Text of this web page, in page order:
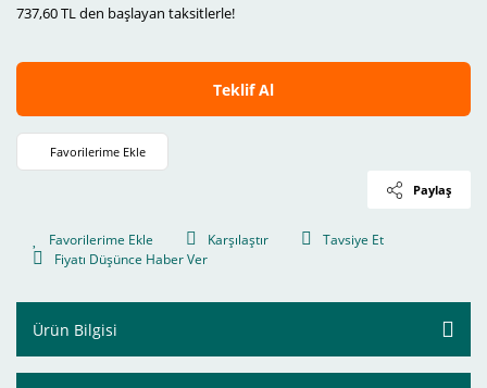
737,60 TL den başlayan taksitlerle!
Teklif Al
Paylaş
Karşılaştır
Tavsiye Et
Fiyatı Düşünce Haber Ver
Ürün Bilgisi